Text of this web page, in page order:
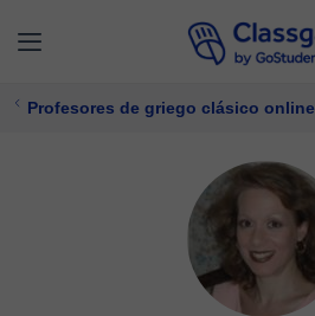
Profesores de griego clásico online